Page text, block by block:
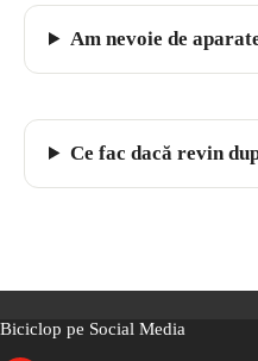
Am nevoie de
Ce fac dacă revin
Biciclop pe Social Media